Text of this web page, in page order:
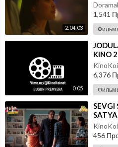
2:04:03
1,541
Фильм
0:05
KINO
6,376
Фильм
⁣SEVGI
456